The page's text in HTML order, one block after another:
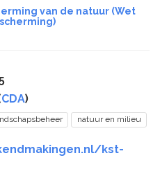
van de natuur (Wet
CDA)
natuur en milieu
kst-